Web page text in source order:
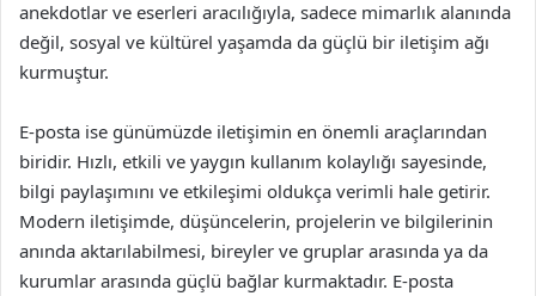
anekdotlar ve eserleri aracılığıyla, sadece mimarlık alanında
değil, sosyal ve kültürel yaşamda da güçlü bir iletişim ağı
kurmuştur.
E-posta ise günümüzde iletişimin en önemli araçlarından
biridir. Hızlı, etkili ve yaygın kullanım kolaylığı sayesinde,
bilgi paylaşımını ve etkileşimi oldukça verimli hale getirir.
Modern iletişimde, düşüncelerin, projelerin ve bilgilerinin
anında aktarılabilmesi, bireyler ve gruplar arasında ya da
kurumlar arasında güçlü bağlar kurmaktadır. E-posta